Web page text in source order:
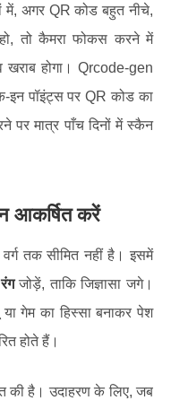
में, अगर QR कोड बहुत नीचे,
तो कैमरा फोकस करने में
होगा। Qrcode-gen
इन पॉइंट्स पर QR कोड का
मात्र पाँच दिनों में स्कैन
आकर्षित करें
तक सीमित नहीं है। इसमें
जोड़ें, ताकि जिज्ञासा जगे।
गेम का हिस्सा बनाकर पेश
होते हैं।
की है। उदाहरण के लिए, जब